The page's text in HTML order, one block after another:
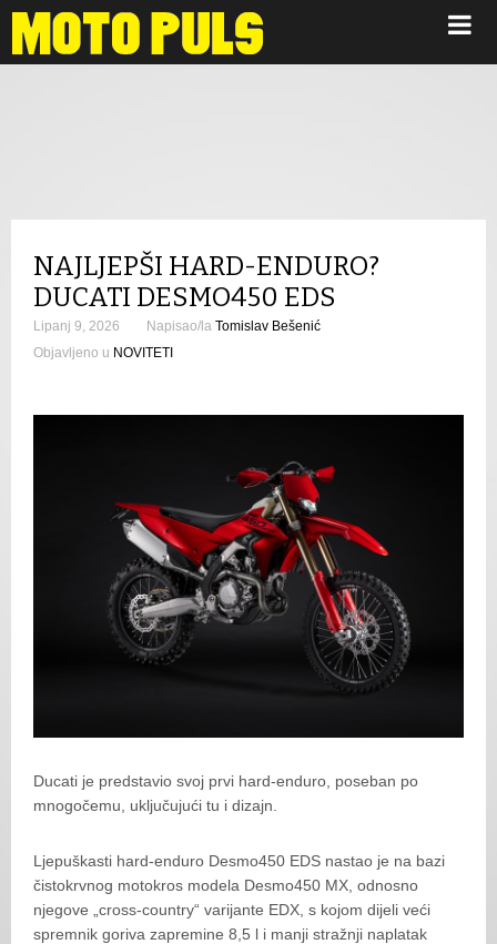
NAJLJEPŠI HARD-ENDURO?
DUCATI DESMO450 EDS
Lipanj 9, 2026 Napisao/la Tomislav Bešenić
Objavljeno u NOVITETI
Ducati je predstavio svoj prvi hard-enduro, poseban po
mnogočemu, uključujući tu i dizajn.
Ljepuškasti hard-enduro Desmo450 EDS nastao je na bazi
čistokrvnog motokros modela Desmo450 MX, odnosno
njegove „cross-country“ varijante EDX, s kojom dijeli veći
spremnik goriva zapremine 8,5 l i manji stražnji naplatak